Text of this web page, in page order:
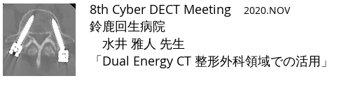
8th Cyber DECT Meeting
2020.NOV
鈴鹿回生病院
水井 雅人 先生
​「Dual Energy CT 整形外科領域での活用」